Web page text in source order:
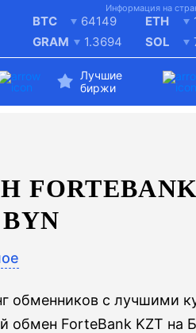
Информация на
BTC
64149
GRAM
1.3694
ETH
SOL
Лучшие
биржи
обменников с лучшими
обмен ForteBank KZT на